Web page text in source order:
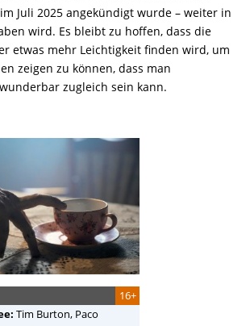
Juli 2025 angekündigt wurde – weiter in
wird. Es bleibt zu hoffen, dass die
etwas mehr Leichtigkeit finden wird, um
zeigen zu können, dass man
zugleich sein kann.
16+
Tim Burton, Paco